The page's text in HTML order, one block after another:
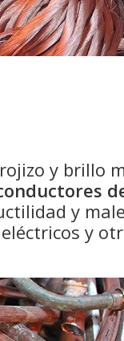
y brillo
y
y